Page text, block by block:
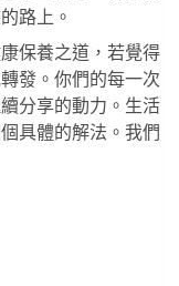
路上。
保養之道，若覺得
發。你們的每一次
分享的動力。生活
具體的解法。我們